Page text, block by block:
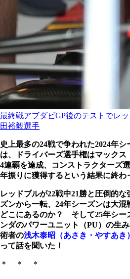
最終戦アブダビGP後のテストでレ
田裕毅選手
史上最多の24戦で争われた2024年
は、ドライバーズ選手権はマック
4連覇を達成、コンストラクターズ
年振りに獲得するという結果に終わ
レッドブルが22戦中21勝と圧倒的
ズンから一転、24年シーズンは大
どこにあるのか？ そして25年シ
ンダのパワーユニット（PU）の生
術者の浅木泰昭（あさき・やすあき）
って話を聞いた！
＊ ＊ ＊